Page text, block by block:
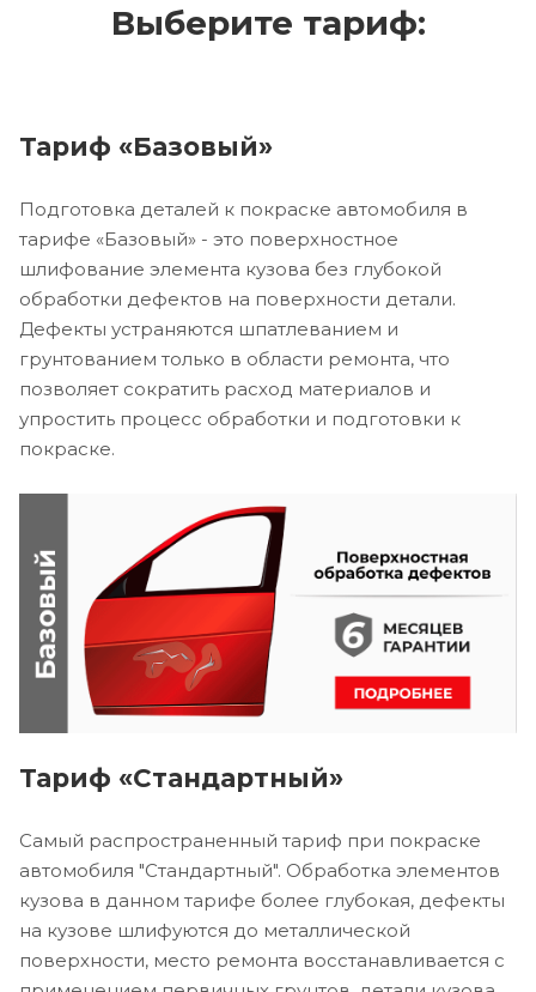
Выберите тариф:
Тариф «Базовый»
Подготовка деталей к покраске автомобиля в
тарифе «Базовый» - это поверхностное
шлифование элемента кузова без глубокой
обработки дефектов на поверхности детали.
Дефекты устраняются шпатлеванием и
грунтованием только в области ремонта, что
позволяет сократить расход материалов и
упростить процесс обработки и подготовки к
покраске.
Тариф «Стандартный»
Самый распространенный тариф при покраске
автомобиля "Стандартный". Обработка элементов
кузова в данном тарифе более глубокая, дефекты
на кузове шлифуются до металлической
поверхности, место ремонта восстанавливается с